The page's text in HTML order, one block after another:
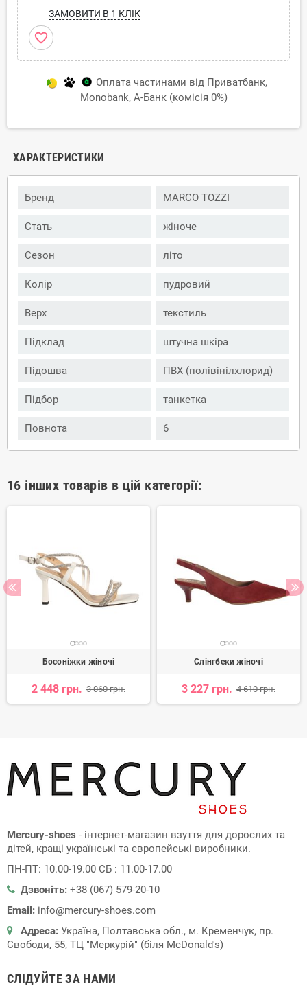
ЗАМОВИТИ В 1 КЛІК
favorite_border
Оплата частинами від Приватбанк,
Monobank, А-Банк (комісія 0%)
ХАРАКТЕРИСТИКИ
Бренд MARCO TOZZI
Стать жіноче
Сезон літо
Колір пудровий
Верх текстиль
Підклад штучна шкіра
Підошва ПВХ (полівінілхлорид)
Підбор танкетка
Повнота 6
16 інших товарів в цій категорії:
Босоніжки жіночі
2 448 грн. 3 060 грн.
Слінгбеки жіночі
3 227 грн. 4 610 грн.
Mercury-shoes - інтернет-магазин взуття для дорослих та
дітей, кращі українські та європейські виробники.
ПН-ПТ: 10.00-19.00 СБ : 11.00-17.00
Дзвоніть: +38 (067) 579-20-10
Email: info@mercury-shoes.com
Адреса: Україна, Полтавська обл., м. Кременчук, пр.
Свободи, 55, ТЦ "Меркурій" (біля McDonald's)
СЛІДУЙТЕ ЗА НАМИ